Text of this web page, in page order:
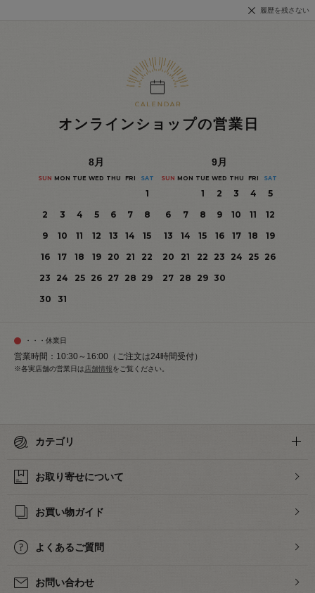
履歴を残さない
オンラインショップの営業日
8月
SUN MON TUE WED THU FRI SAT
1
2
3 4 5 6 7
8
9
10 11 12 13 14
15
16
17 18 19 20 21
22
23
24 25 26 27 28 29
30
31
9月
SUN MON TUE WED THU FRI SAT
1 2 3 4
5
6
7 8 9 10 11
12
13
14 15 16 17 18
19
20
21 22 23 24 25
26
27 28 29 30
・・・休業日
営業時間：10:30～16:00（ご注文は24時間受付）
※各実店舗の営業日は 店舗情報をご覧ください。
カテゴリ
お取り寄せについて
お買い物ガイド
よくあるご質問
お問い合わせ